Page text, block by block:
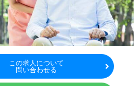
この求人について
問い合わせる